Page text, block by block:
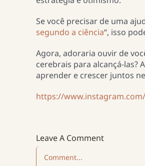
Se você precisar de uma
segundo a ciência“, isso
Agora, adoraria ouvir de
cerebrais para alcançá-las?
aprender e crescer juntos
https://
Leave A Comment
Comment